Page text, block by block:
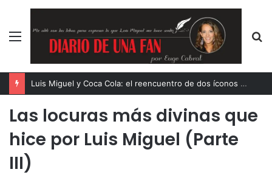
Menú
¡Es oficial! Luis Miguel consigue nuevo récord con su exitosa gira
Las locuras más divinas que
hice por Luis Miguel (Parte
III)